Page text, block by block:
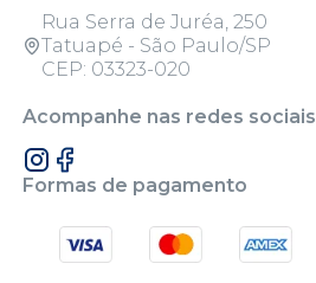
Rua Serra de Juréa, 250
Tatuapé - São Paulo/SP
CEP: 03323-020
Acompanhe nas redes sociais
Formas de pagamento